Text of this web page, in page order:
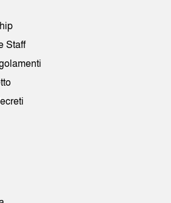
Staff